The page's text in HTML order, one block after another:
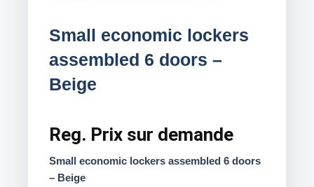
Small economic lockers
assembled 6 doors –
Beige
Reg. Prix sur demande
Small economic lockers assembled 6 doors
– Beige